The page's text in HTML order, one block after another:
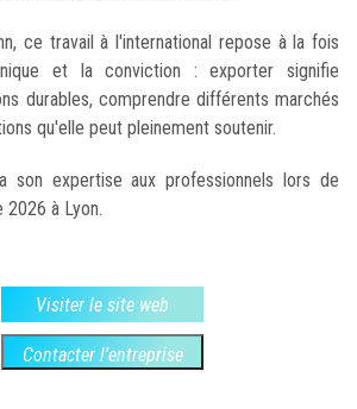
ce travail à l'international repose à la fois
et la conviction : exporter signifie
durables, comprendre différents marchés
qu'elle peut pleinement soutenir.
son expertise aux professionnels lors de
à Lyon.
Visiter le site web
Contacter l'entreprise